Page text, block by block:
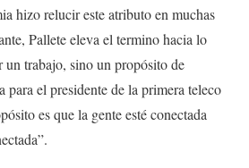
hizo relucir este atributo en muchas
Pallete eleva el termino hacia lo
trabajo, sino un propósito de
para el presidente de la primera teleco
es que la gente esté conectada